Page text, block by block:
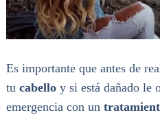
Es importante que antes de
tu cabelloy si está dañado le
emergencia con un